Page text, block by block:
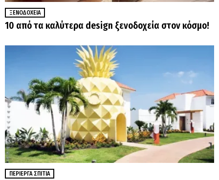
ΞΕΝΟΔΟΧΕΊΑ
10 από τα καλύτερα design ξενοδοχεία στον κόσμο!
ΠΕΡΊΕΡΓΑ ΣΠΊΤΙΑ